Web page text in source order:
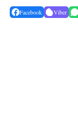
Facebook Viber